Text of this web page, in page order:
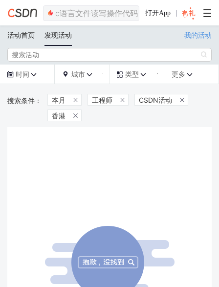
打开App
活动首页 发现活动 我的活动

 时间   城市   类型  更多 
本月  工程师  CSDN活动 
香港 